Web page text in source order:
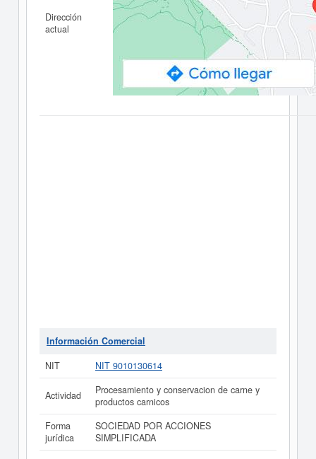
Dirección
actual
Información Comercial
NIT
NIT 9010130614
Actividad
Procesamiento y conservacion de carne y
productos carnicos
Forma
jurídica
SOCIEDAD POR ACCIONES
SIMPLIFICADA